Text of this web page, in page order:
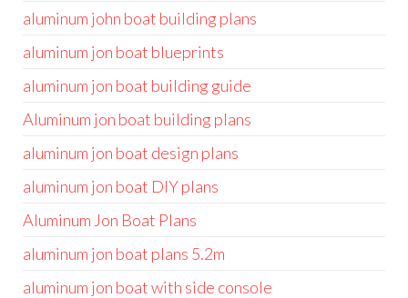
aluminum john boat building plans
aluminum jon boat blueprints
aluminum jon boat building guide
Aluminum jon boat building plans
aluminum jon boat design plans
aluminum jon boat DIY plans
Aluminum Jon Boat Plans
aluminum jon boat plans 5.2m
aluminum jon boat with side console